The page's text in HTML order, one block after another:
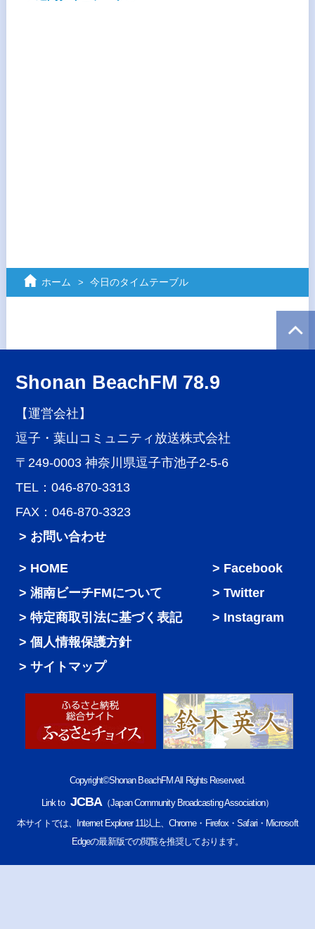
ホーム 今日のタイムテーブル
Shonan BeachFM 78.9
【運営会社】
逗子・葉山コミュニティ放送株式会社
〒249-0003 神奈川県逗子市池子2-5-6
TEL：046-870-3313
FAX：046-870-3323
> お問い合わせ
HOME
湘南ビーチFMについて
特定商取引法に基づく表記
個人情報保護方針
サイトマップ
Facebook
Twitter
Instagram
Copyright©Shonan BeachFM All Rights Reserved.
Link to JCBA（Japan Community Broadcasting Association）
本サイトでは、Internet Explorer 11以上、Chrome・Firefox・Safari・Microsoft
Edgeの最新版での閲覧を推奨しております。